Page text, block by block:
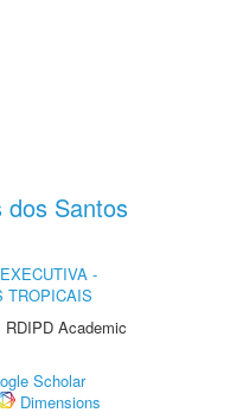
dos Santos
-
TROPICAIS
Academic
Scholar
Dimensions